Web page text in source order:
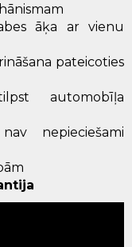
āķa ar vienu
pateicoties
automobīļa
nepieciešami